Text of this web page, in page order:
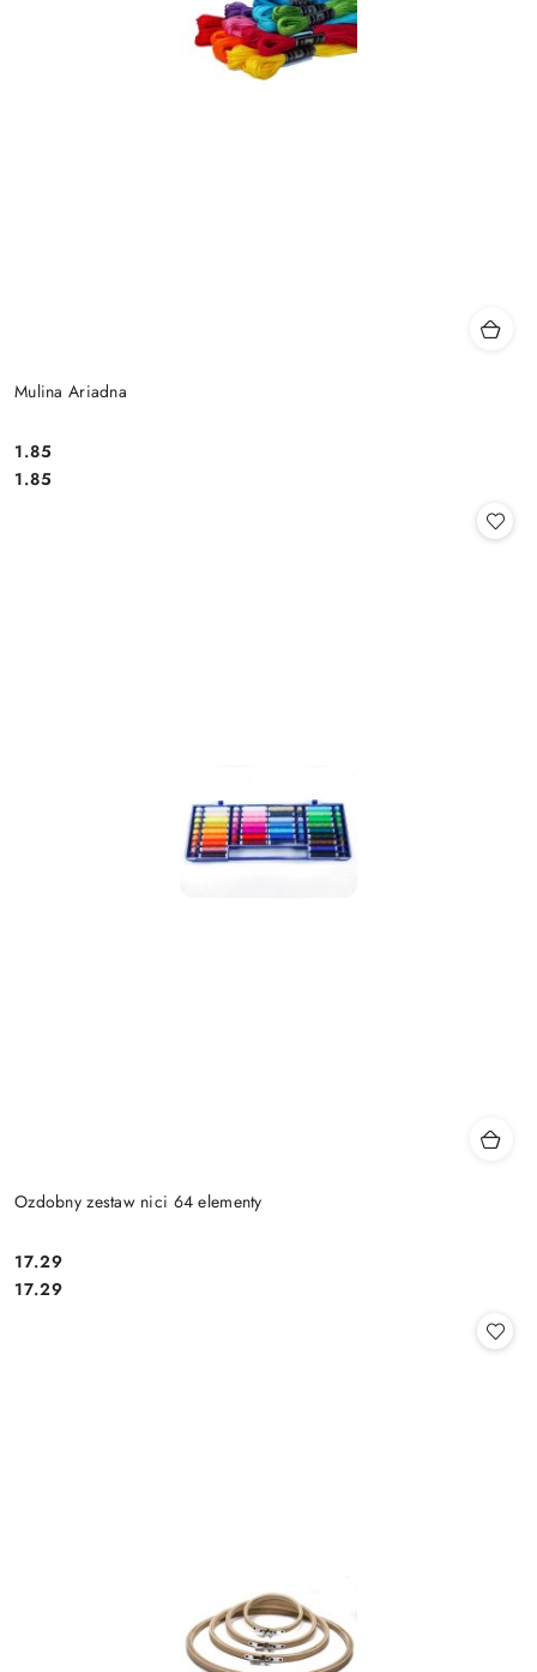
Mulina Ariadna
Cena:
1.85
Cena:
1.85
Ozdobny zestaw nici 64 elementy
Cena:
17.29
Cena:
17.29